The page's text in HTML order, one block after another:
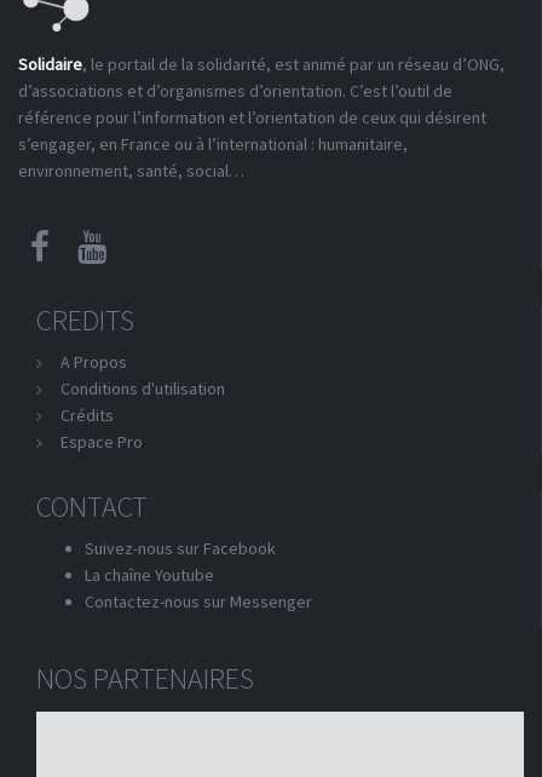
Solidaire, le portail de la solidarité, est animé par un réseau d’ONG,
d’associations et d’organismes d’orientation. C’est l’outil de
référence pour l’information et l’orientation de ceux qui désirent
s’engager, en France ou à l’international : humanitaire,
environnement, santé, social…
CREDITS
A Propos
Conditions d'utilisation
Crédits
Espace Pro
CONTACT
Suivez-nous sur Facebook
La chaîne Youtube
Contactez-nous sur Messenger
NOS PARTENAIRES